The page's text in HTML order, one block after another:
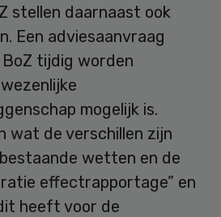
stellen daarnaast ook
Een adviesaanvraag
tijdig worden
mogelijk is.
wat de verschillen zijn
wetten en de
effectrapportage” en
heeft voor de